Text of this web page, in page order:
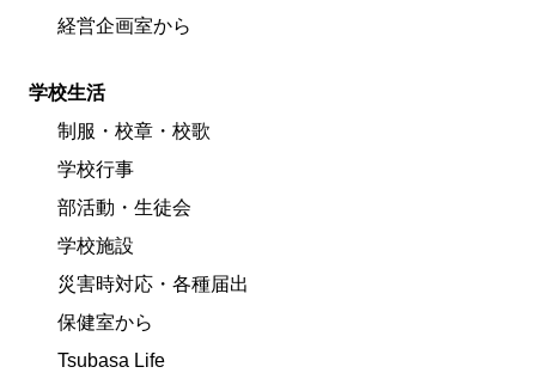
経営企画室から
学校生活
制服・校章・校歌
学校行事
部活動・生徒会
学校施設
災害時対応・各種届出
保健室から
Tsubasa Life